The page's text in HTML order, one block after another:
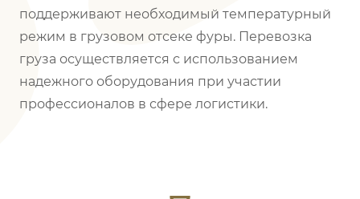
поддерживают необходимый температурный
режим в грузовом отсеке фуры. Перевозка
груза осуществляется с использованием
надежного оборудования при участии
профессионалов в сфере логистики.